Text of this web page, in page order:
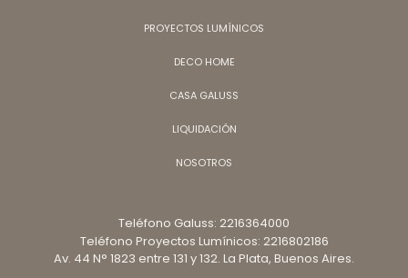
PROYECTOS LUMÍNICOS
DECO HOME
CASA GALUSS
LIQUIDACIÓN
NOSOTROS
Teléfono Galuss: 2216364000
Teléfono Proyectos Lumínicos: 2216802186
Av. 44 N° 1823 entre 131 y 132. La Plata, Buenos Aires.